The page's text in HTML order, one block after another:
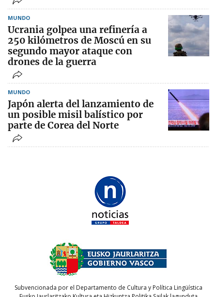
MUNDO
Ucrania golpea una refinería a
250 kilómetros de Moscú en su
segundo mayor ataque con
drones de la guerra
MUNDO
Japón alerta del lanzamiento de
un posible misil balístico por
parte de Corea del Norte
Subvencionada por el Departamento de Cultura y Política Lingüística